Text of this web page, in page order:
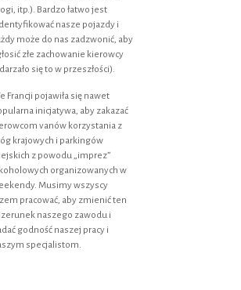
itp.). Bardzo łatwo jest
nasze pojazdy i
może do nas zadzwonić, aby
złe zachowanie kierowcy
się to w przeszłości).
Francji pojawiła się nawet
inicjatywa, aby zakazać
vanów korzystania z
krajowych i parkingów
z powodu „imprez”
organizowanych w
Musimy wszyscy
pracować, aby zmienić ten
naszego zawodu i
godność naszej pracy i
specjalistom.